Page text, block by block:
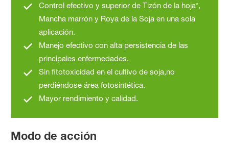
Control efectivo y superior de Tizón de la hoja*,
Mancha marrón y Roya de la Soja en una sola
aplicación.
Manejo efectivo con alta persistencia de las
principales enfermedades.
Sin fitotoxicidad en el cultivo de soja,no
perdiéndose área fotosintética.
Mayor rendimiento y calidad.
Modo de acción